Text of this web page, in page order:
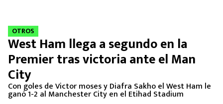
OTROS
West Ham llega a segundo en la
Premier tras victoria ante el Man
City
Con goles de Victor moses y Diafra Sakho el West Ham le
ganó 1-2 al Manchester City en el Etihad Stadium